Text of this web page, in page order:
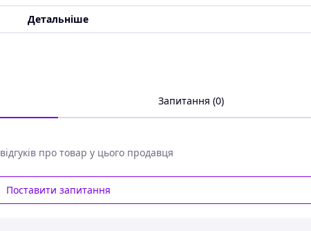
Детальніше
Запитання (0)
про товар у цього продавця
Поставити запитання